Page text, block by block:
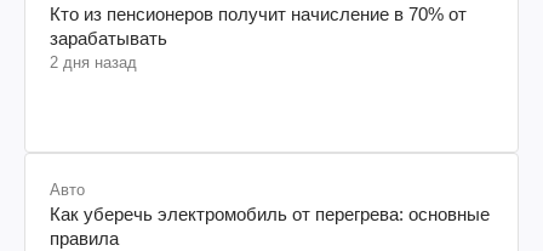
Кто из пенсионеров получит начисление в 70% от
зарабатывать
2 дня назад
Авто
Как уберечь электромобиль от перегрева: основные
правила